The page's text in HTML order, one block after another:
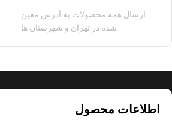
ارسال همه محصولات به آدرس معین
شده در تهران و شهرستان ها
اطلاعات محصول